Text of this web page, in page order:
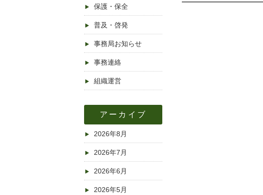
保護・保全
普及・啓発
事務局お知らせ
事務連絡
組織運営
アーカイブ
2026年8月
2026年7月
2026年6月
2026年5月